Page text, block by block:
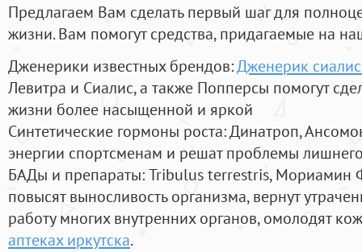
Предлагаем Вам сделать первый шаг для
жизни. Вам помогут средства, придагаемые на
Дженерики известных брендов:Дженерик сиалис
Левитра и Сиалис, а также Попперсы помогут
жизни более насыщенной и яркой
Синтетические гормоны роста: Динатроп,
энергии спортсменам и решат проблемы
БАДы и препараты:Tribulus terrestris, Мориамин
повысят выносливость организма, вернут
работу многих внутренних органов, омолодят
аптеках иркутска.